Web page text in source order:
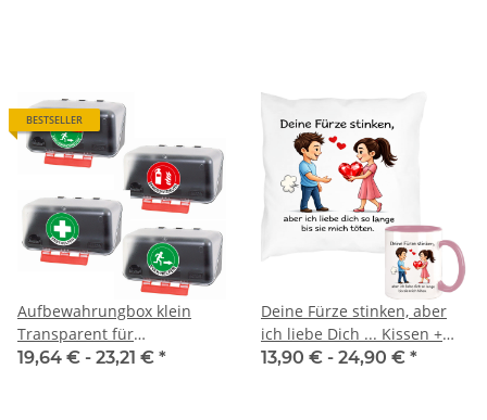
BESTSELLER
Aufbewahrungbox klein
Transparent für
Einsatzwesten Serie BERLIN
19,64 € - 23,21 € *
Deine Fürze stinken, aber
ich liebe Dich ... Kissen +
Tasse
13,90 € - 24,90 € *